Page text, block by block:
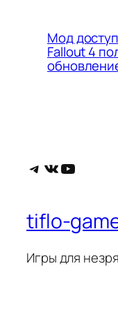
Мод
Fallout 4
Telegram
ВКонтакте
YouTube
tiflo-
Игры для